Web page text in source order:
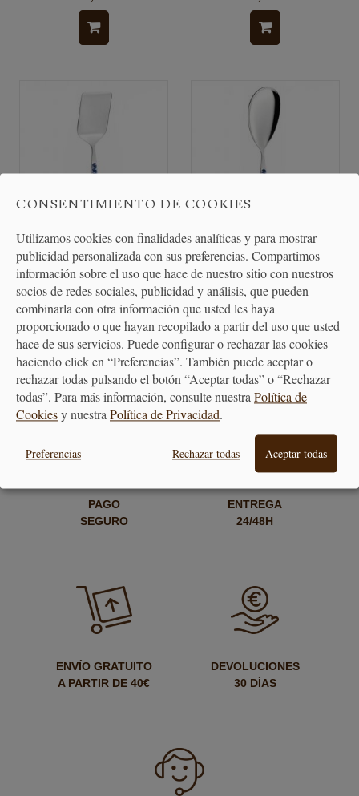
Pala para Servir - Vintage
Blue
12,20 €
Cuchara para Servir - Vintage
Blue
12,40 €
PAGO
SEGURO
ENTREGA
24/48H
ENVÍO GRATUITO
A PARTIR DE 40€
DEVOLUCIONES
30 DÍAS
CONSENTIMIENTO DE COOKIES
Utilizamos cookies con finalidades analíticas y para mostrar
publicidad personalizada con sus preferencias. Compartimos
información sobre el uso que hace de nuestro sitio con nuestros
socios de redes sociales, publicidad y análisis, que pueden
combinarla con otra información que usted les haya
proporcionado o que hayan recopilado a partir del uso que usted
hace de sus servicios. Puede configurar o rechazar las cookies
haciendo click en “Preferencias”. También puede aceptar o
rechazar todas pulsando el botón “Aceptar todas” o “Rechazar
todas”. Para más información, consulte nuestraPolítica de
Cookiesy nuestraPolítica de Privacidad.
Preferencias Rechazar todas Aceptar todas